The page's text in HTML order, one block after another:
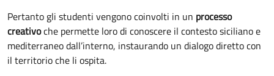
Pertanto gli studenti vengono coinvolti in un processo
creativoche permette loro di conoscere il contesto siciliano e
mediterraneo dall’interno, instaurando un dialogo diretto con
il territorio che li ospita.